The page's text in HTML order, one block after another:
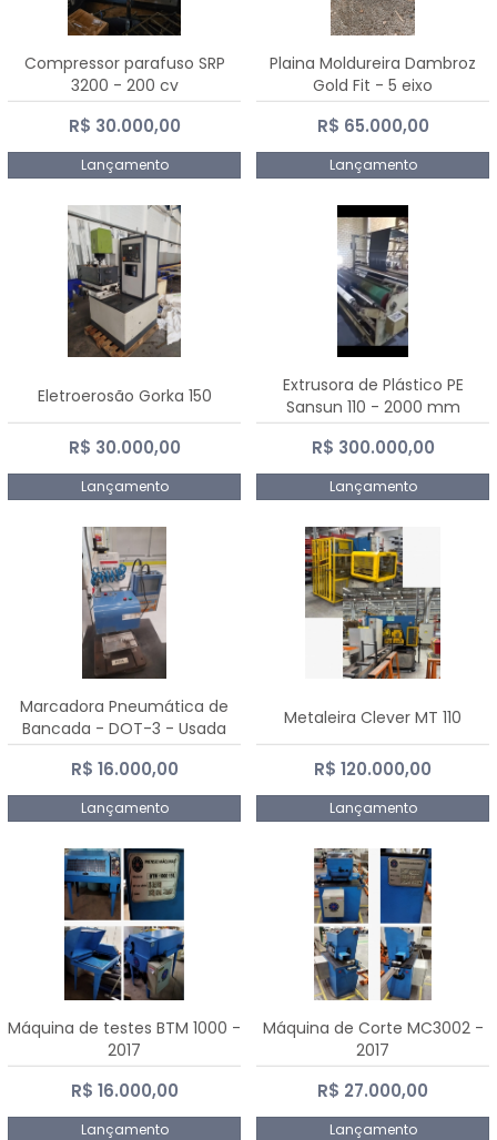
Compressor parafuso SRP
3200 - 200 cv
R$ 30.000,00
Lançamento
Plaina Moldureira Dambroz
Gold Fit - 5 eixo
R$ 65.000,00
Lançamento
Eletroerosão Gorka 150
R$ 30.000,00
Lançamento
Extrusora de Plástico PE
Sansun 110 - 2000 mm
R$ 300.000,00
Lançamento
Marcadora Pneumática de
Bancada - DOT-3 - Usada
R$ 16.000,00
Lançamento
Metaleira Clever MT 110
R$ 120.000,00
Lançamento
Máquina de testes BTM 1000 -
2017
R$ 16.000,00
Lançamento
Máquina de Corte MC3002 -
2017
R$ 27.000,00
Lançamento